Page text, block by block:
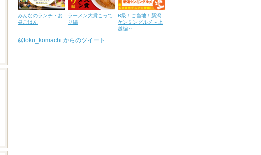
みんなのランチ・お
昼ごはん
ラーメン大賞こって
り編
B級！ご当地！新潟
ケンミングルメ～上
越編～
@toku_komachi からのツイート